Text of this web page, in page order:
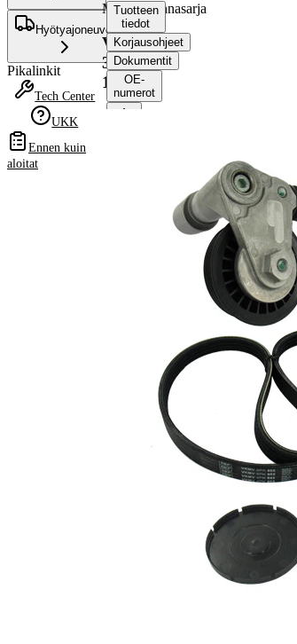
Hyötyajoneuvot
Pikalinkit
Tech Center
UKK
Ennen kuin
aloitat
Moniurahihnasarja
VKMAF
31020-
1
Tuotteen
tiedot
Korjausohjeet
Dokumentit
OE-
numerot
Arvo
1432 mm
17,80 mm
5
SVHC.aineita
ei löydy!
EPDM
(eteenipropeeni-
dieeni-kumi)
Osaluettelo
Tuotteen nimi
Tuotenumero
Vapaakytkin
VKM 03107
Moniurahihnasarja
VKMA 31020